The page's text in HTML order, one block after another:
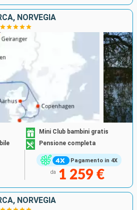
NORVEGIA
Pagamento in 4X
Mini Club bambini gratis
Pensione completa
da 1 259 €
NORVEGIA